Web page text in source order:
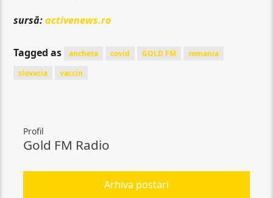
sursă:activenews.ro
Tagged as ancheta covid GOLD FM
romania
slovacia
vaccin
Profil
Gold FM Radio
Arhiva postari